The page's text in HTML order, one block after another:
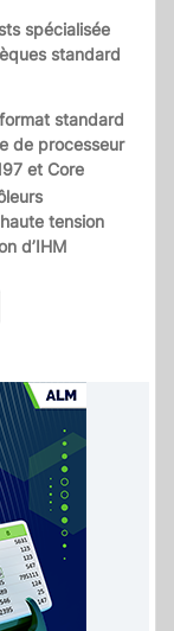
spécialisée
standard
standard
de processeur
et Core
tension
d’IHM